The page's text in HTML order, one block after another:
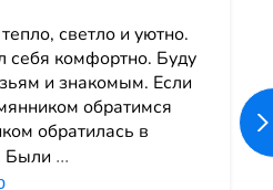
светло и уютно.
себя комфортно. Буду
и знакомым. Если
обратимся
обратилась в
Были ...